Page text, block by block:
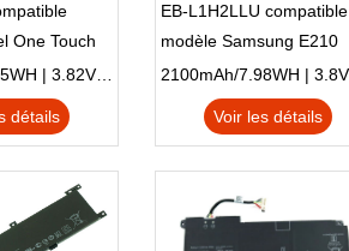
One Touch
5056D
2500mAh/9.55WH | 3.82V | Li-ion ...
détails
EB-L1H2LLU compatible
modèle Samsung E210
E210K i939
Voir les détails